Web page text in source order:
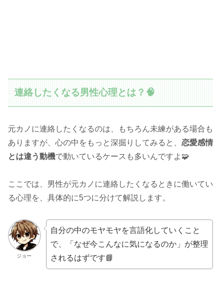
連絡したくなる男性心理とは？🧠
元カノに連絡したくなるのは、もちろん未練がある場合も
ありますが、心の中をもっと深掘りしてみると、 恋愛感情
とは違う動機で動いているケースも多いんですよ🧩
ここでは、男性が元カノに連絡したくなるときに働いてい
る心理を、具体的に5つに分けて解説します。
ジョー
自分の中のモヤモヤを言語化していくこと
で、「なぜ今こんなに気になるのか」が整理
されるはずです📘